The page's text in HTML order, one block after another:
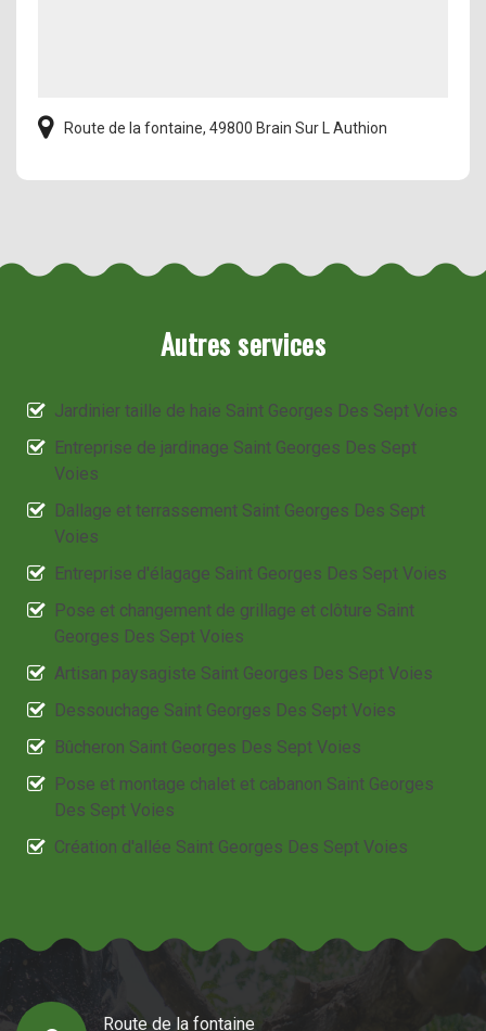
Route de la fontaine, 49800 Brain Sur L Authion
Autres services
Jardinier taille de haie Saint Georges Des Sept Voies
Entreprise de jardinage Saint Georges Des Sept
Voies
Dallage et terrassement Saint Georges Des Sept
Voies
Entreprise d'élagage Saint Georges Des Sept Voies
Pose et changement de grillage et clôture Saint
Georges Des Sept Voies
Artisan paysagiste Saint Georges Des Sept Voies
Dessouchage Saint Georges Des Sept Voies
Bûcheron Saint Georges Des Sept Voies
Pose et montage chalet et cabanon Saint Georges
Des Sept Voies
Création d'allée Saint Georges Des Sept Voies
Route de la fontaine